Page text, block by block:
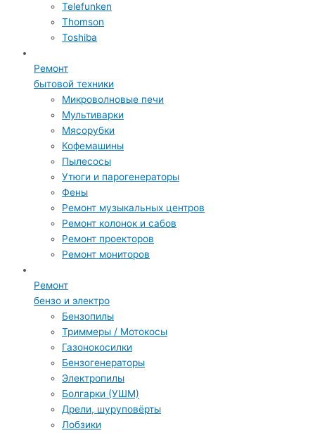
Telefunken
Thomson
Toshiba
Ремонт
бытовой техники
Микроволновые печи
Мультиварки
Мясорубки
Кофемашины
Пылесосы
Утюги и парогенераторы
Фены
Ремонт музыкальных центров
Ремонт колонок и сабов
Ремонт проекторов
Ремонт мониторов
Ремонт
бензо и электро
Бензопилы
Триммеры / Мотокосы
Газонокосилки
Бензогенераторы
Электропилы
Болгарки (УШМ)
Дрели, шуруповёрты
Лобзики